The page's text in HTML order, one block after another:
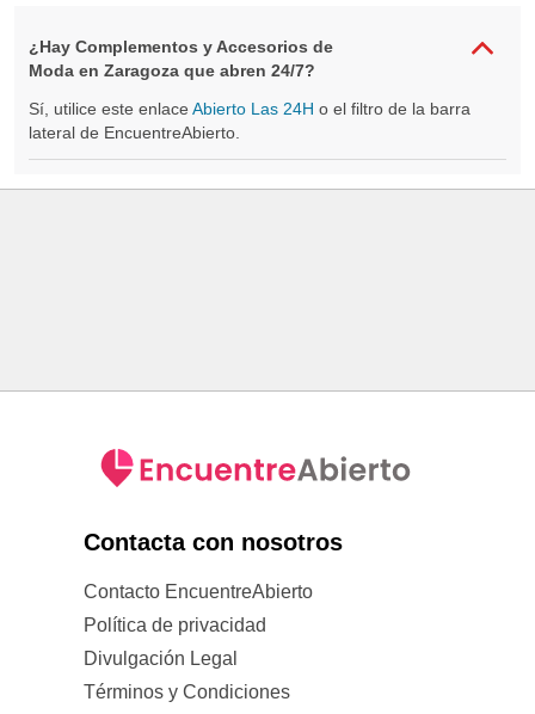
¿Hay Complementos y Accesorios de
Moda en Zaragoza que abren 24/7?
Sí, utilice este enlace Abierto Las 24H o el filtro de la barra
lateral de EncuentreAbierto.
Contacta con nosotros
Contacto EncuentreAbierto
Política de privacidad
Divulgación Legal
Términos y Condiciones